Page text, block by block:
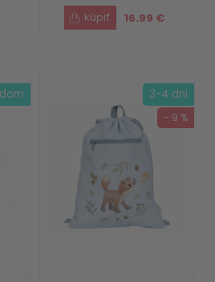
16.99 €
3-4 dni
- 9 %